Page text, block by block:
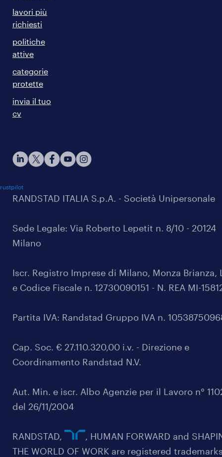
lavori più
richiesti
politiche
attive
categorie
protette
invia il tuo
cv
RANDSTAD ITALIA S.p.A. - Società Unipersonale
Sede Legale: Via Roberto Lepetit n. 8/10 - 20124
Milano
Iscr. Registro Imprese di Milano, Monza Brianza,
e Codice Fiscale n. 12730090151 - N. REA MI-
Partita IVA: Randstad Gruppo IVA n.
Cap. Soc. € 27.110.320,00 i.v. - Direzione e
Coordinamento Randstad N.V.
Aut. Min. e iscr. Albo Agenzie per il Lavoro n°
del 26/11/2004
RANDSTAD,
, HUMAN FORWARD and
THE WORLD OF WORK are registered